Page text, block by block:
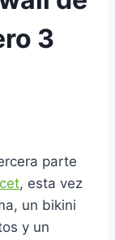
3
parte
, esta vez
un bikini
y un